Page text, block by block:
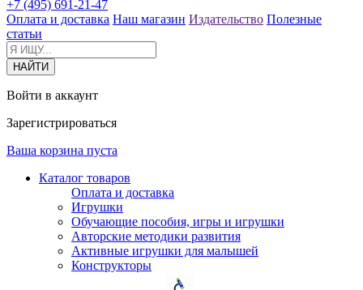
+7 (495) 691-21-47
Оплата и доставка Наш магазин Издательство Полезные
статьи
Войти в аккаунт
Зарегистрироваться
Ваша корзина пуста
Каталог товаров
Оплата и доставка
Игрушки
Обучающие пособия, игры и игрушки
Авторские методики развития
Активные игрушки для малышей
Конструкторы